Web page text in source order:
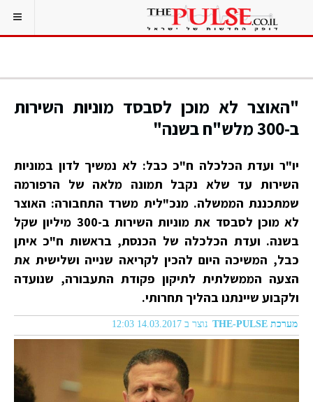
"האוצר לא מוכן לסבסד מוניות השירות
ב-300 מלש"ח בשנה"
יו"ר ועדת הכלכלה ח"כ כבל: לא נמשיך לדון במוניות
השירות עד שלא נקבל תמונה מלאה של הרפורמה
שמתכננת הממשלה. מנכ"לית משרד התחבורה: האוצר
לא מוכן לסבסד את מוניות השירות ב-300 מיליון שקל
בשנה. ועדת הכלכלה של הכנסת, בראשות ח"כ איתן
כבל, המשיכה היום להכין לקריאה שנייה ושלישית את
הצעה הממשלתית לתיקון פקודת התעבורה, שנועדה
ולקבוע שיינתנו בהליך תחרותי.
מערכת THE-PULSE נוצר ב 14.03.2017 12:03